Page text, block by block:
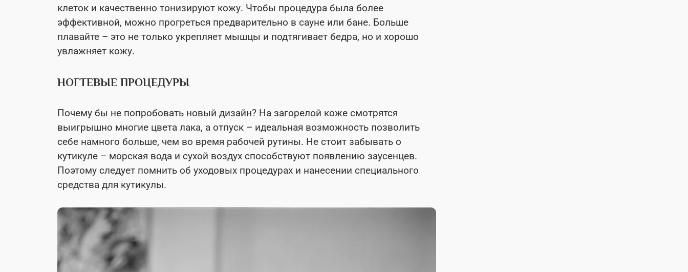
клеток и качественно тонизируют кожу. Чтобы процедура была более
эффективной, можно прогреться предварительно в сауне или бане. Больше
плавайте – это не только укрепляет мышцы и подтягивает бедра, но и хорошо
увлажняет кожу.
НОГТЕВЫЕ ПРОЦЕДУРЫ
Почему бы не попробовать новый дизайн? На загорелой коже смотрятся
выигрышно многие цвета лака, а отпуск – идеальная возможность позволить
себе намного больше, чем во время рабочей рутины. Не стоит забывать о
кутикуле – морская вода и сухой воздух способствуют появлению заусенцев.
Поэтому следует помнить об уходовых процедурах и нанесении специального
средства для кутикулы.